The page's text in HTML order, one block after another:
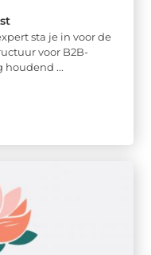
sta je in voor de
voor B2B-
houdend ...